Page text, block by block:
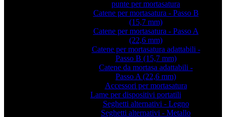
punte per mortasatura
Catene per mortasatura - Passo B
(15,7 mm)
Catene per mortasatura - Passo A
(22,6 mm)
Catene per mortasatura adattabili -
Passo B (15,7 mm)
Catene da mortasa adattabili -
Passo A (22,6 mm)
Accessori per mortasatura
Lame per dispositivi portatili
Seghetti alternativi - Legno
Seghetti alternativi - Metallo